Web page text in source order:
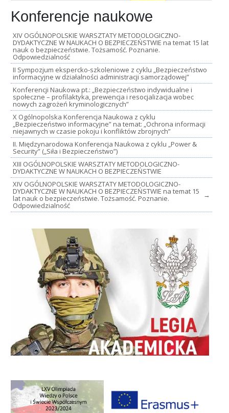
Konferencje naukowe
XIV OGÓLNOPOLSKIE WARSZTATY METODOLOGICZNO-
DYDAKTYCZNE W NAUKACH O BEZPIECZEŃSTWIE na temat 15 lat
nauk o bezpieczeństwie. Tożsamość. Poznanie.
Odpowiedzialność
II Sympozjum ekspercko-szkoleniowe z cyklu „Bezpieczeństwo
informacyjne w działalności administracji samorządowej”
Konferencji Naukowa pt.: „Bezpieczeństwo indywidualne i
społeczne – profilaktyka, prewencja i resocjalizacja wobec
nowych zagrożeń kryminologicznych”
X Ogólnopolska Konferencja Naukowa z cyklu
„Bezpieczeństwo informacyjne” na temat: „Ochrona informacji
niejawnych w czasie pokoju i konfliktów zbrojnych”
II. Międzynarodowa Konferencja Naukowa z cyklu „Power &
Security” („Siła i Bezpieczeństwo”)
XIII OGÓLNOPOLSKIE WARSZTATY METODOLOGICZNO-
DYDAKTYCZNE W NAUKACH O BEZPIECZEŃSTWIE
XIV OGÓLNOPOLSKIE WARSZTATY METODOLOGICZNO-
DYDAKTYCZNE W NAUKACH O BEZPIECZEŃSTWIE na temat 15
lat nauk o bezpieczeństwie. Tożsamość. Poznanie.
Odpowiedzialność
→